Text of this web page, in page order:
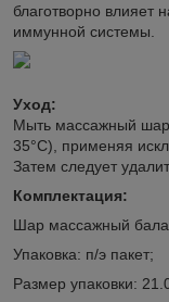
благотворно влияет
иммунной системы.
Уход:
Мыть массажный шар
35°С), применяя
Затем следует
Комплектация:
Шар массажный
Упаковка: п/э пакет;
Размер упаковки: